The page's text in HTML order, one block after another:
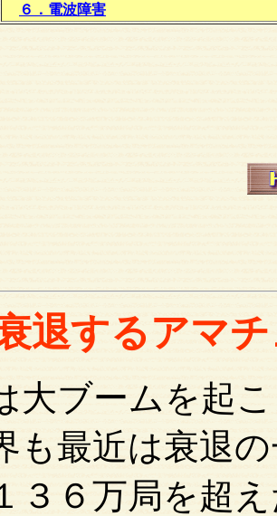
６．電波障害
退するアマ
大ブームを起
も最近は衰退
３６万局を超